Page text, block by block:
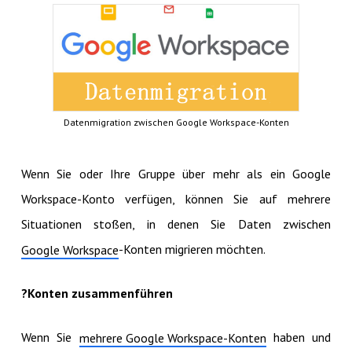
Datenmigration zwischen Google Workspace-Konten
Wenn Sie oder Ihre Gruppe über mehr als ein Google
Workspace-Konto verfügen, können Sie auf mehrere
Situationen stoßen, in denen Sie Daten zwischen
Google Workspace-Konten migrieren möchten.
?Konten zusammenführen
Wenn Sie mehrere Google Workspace-Konten haben und